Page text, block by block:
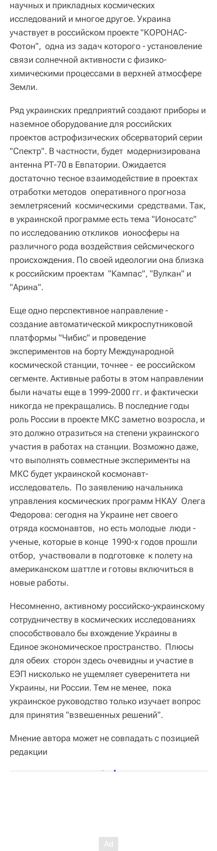
научных и прикладных космических
исследований и многое другое. Украина
участвует в российском проекте "КОРОНАС-
Фотон", одна из задач которого - установление
связи солнечной активности с физико-
химическими процессами в верхней атмосфере
Земли.
Ряд украинских предприятий создают приборы и
наземное оборудование для российских
проектов астрофизических обсерваторий серии
"Спектр". В частности, будет модернизирована
антенна РТ-70 в Евпатории. Ожидается
достаточно тесное взаимодействие в проектах
отработки методов оперативного прогноза
землетрясений космическими средствами. Так,
в украинской программе есть тема "Ионосатс"
по исследованию откликов ионосферы на
различного рода воздействия сейсмического
происхождения. По своей идеологии она близка
к российским проектам "Кампас", "Вулкан" и
"Арина".
Еще одно перспективное направление -
создание автоматической микроспутниковой
платформы "Чибис" и проведение
экспериментов на борту Международной
космической станции, точнее - ее российском
сегменте. Активные работы в этом направлении
были начаты еще в 1999-2000 гг. и фактически
никогда не прекращались. В последние годы
роль России в проекте МКС заметно возросла, и
это должно отразиться на степени украинского
участия в работах на станции. Возможно даже,
что выполнять совместные эксперименты на
МКС будет украинской космонавт-
исследователь. По заявлению начальника
управления космических программ НКАУ Олега
Федорова: сегодня на Украине нет своего
отряда космонавтов, но есть молодые люди -
ученые, которые в конце 1990-х годов прошли
отбор, участвовали в подготовке к полету на
американском шаттле и готовы включиться в
новые работы.
Несомненно, активному российско-украинскому
сотрудничеству в космических исследованиях
способствовало бы вхождение Украины в
Единое экономическое пространство. Плюсы
для обеих сторон здесь очевидны и участие в
ЕЭП нисколько не ущемляет суверенитета ни
Украины, ни России. Тем не менее, пока
украинское руководство только изучает вопрос
для принятия "взвешенных решений".
Мнение автора может не совпадать с позицией
редакции